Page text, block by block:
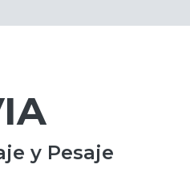
y Pesaje